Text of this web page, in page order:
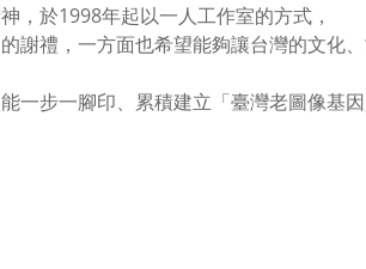
，於1998年起以一人工作室的方式，
謝禮，一方面也希望能夠讓台灣的文化
一步一腳印、累積建立「臺灣老圖像基